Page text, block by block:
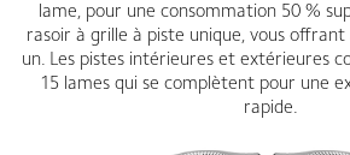
lame, pour une consommation 50 %
rasoir à grille à piste unique, vous offrant
un. Les pistes intérieures et extérieures
15 lames qui se complètent pour une
rapide.